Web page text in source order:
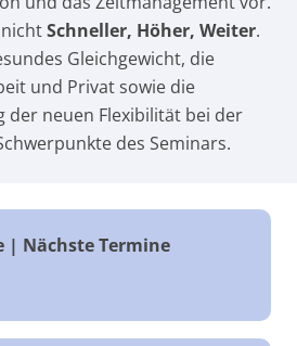
Schneller, Höher, Weiter.
Gleichgewicht, die
und Privat sowie die
der neuen Flexibilität bei der
des Seminars.
| Nächste Termine